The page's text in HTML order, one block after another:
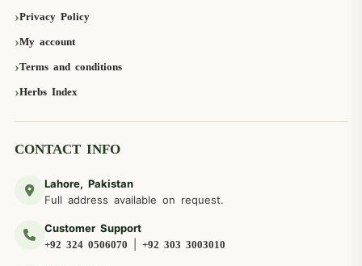
Privacy Policy
My account
Terms and conditions
Herbs Index
CONTACT INFO
Lahore, Pakistan
Full address available on request.
Customer Support
+92 324 0506070 +92 303 3003010